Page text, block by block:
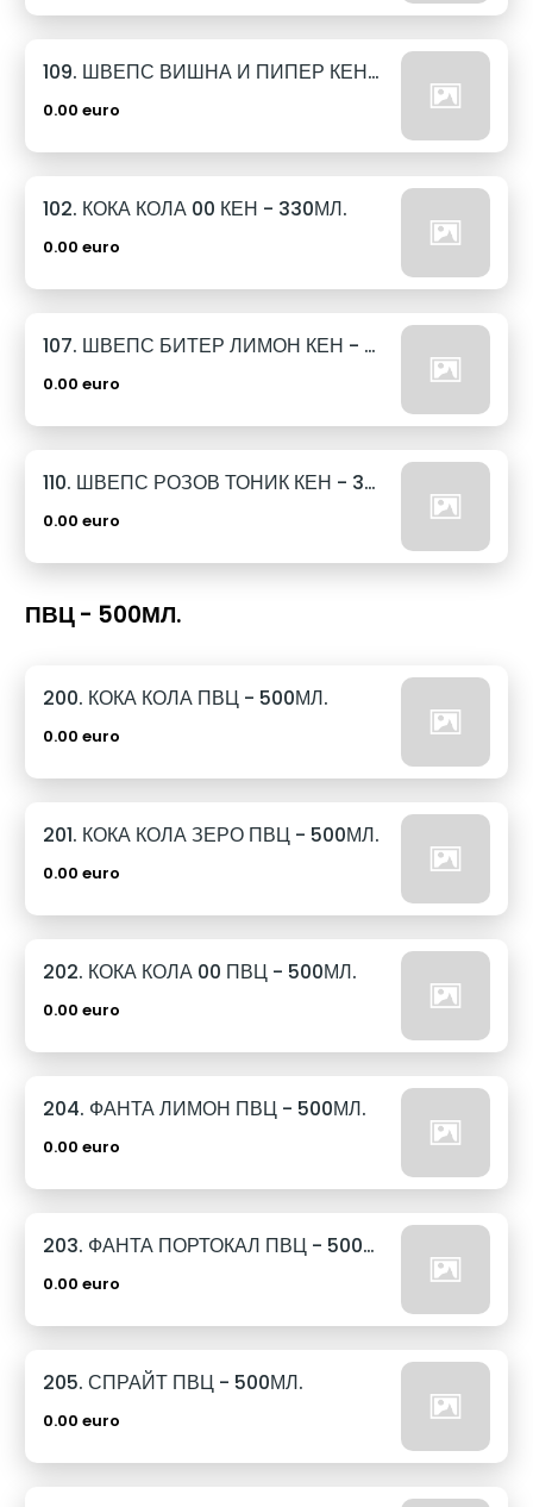
109. ШВЕПС ВИШНА И ПИПЕР КЕН - 330МЛ.
0.00 euro
102. КОКА КОЛА 00 КЕН - 330МЛ.
0.00 euro
107. ШВЕПС БИТЕР ЛИМОН КЕН - 330МЛ.
0.00 euro
110. ШВЕПС РОЗОВ ТОНИК КЕН - 330МЛ.
0.00 euro
ПВЦ - 500МЛ.
200. КОКА КОЛА ПВЦ - 500МЛ.
0.00 euro
201. КОКА КОЛА ЗЕРО ПВЦ - 500МЛ.
0.00 euro
202. КОКА КОЛА 00 ПВЦ - 500МЛ.
0.00 euro
204. ФАНТА ЛИМОН ПВЦ - 500МЛ.
0.00 euro
203. ФАНТА ПОРТОКАЛ ПВЦ - 500МЛ.
0.00 euro
205. СПРАЙТ ПВЦ - 500МЛ.
0.00 euro